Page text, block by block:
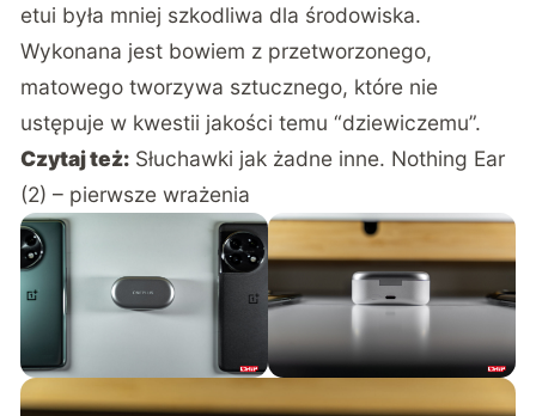
etui była mniej szkodliwa dla środowiska.
Wykonana jest bowiem z przetworzonego,
matowego tworzywa sztucznego, które nie
ustępuje w kwestii jakości temu “dziewiczemu”.
Czytaj też: Słuchawki jak żadne inne. Nothing Ear
(2) – pierwsze wrażenia